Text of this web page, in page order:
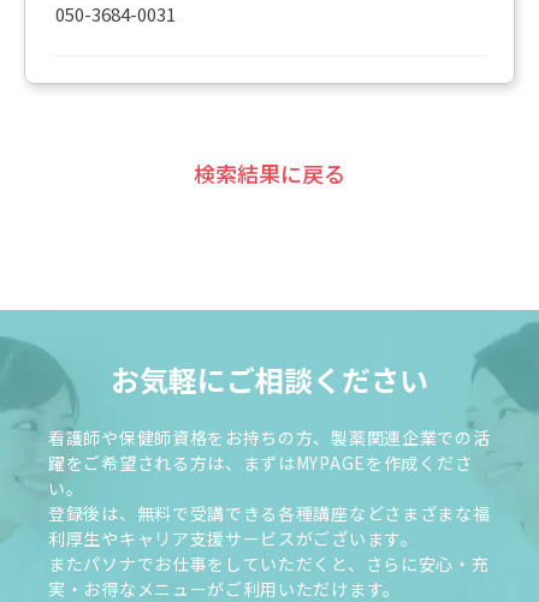
050-3684-0031
検索結果に戻る
お気軽にご相談ください
看護師や保健師資格をお持ちの方、製薬関連企業での活
躍をご希望される方は、まずはMYPAGEを作成くださ
い。
登録後は、無料で受講できる各種講座などさまざまな福
利厚生やキャリア支援サービスがございます。
またパソナでお仕事をしていただくと、さらに安心・充
実・お得なメニューがご利用いただけます。